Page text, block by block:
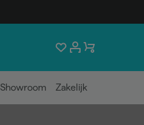
Showroom Zakelijk